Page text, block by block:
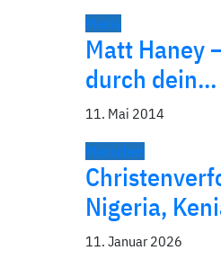
Media
Matt Haney
durch dein…
11. Mai 2014
Menschen
Nigeria,
11. Januar 2026